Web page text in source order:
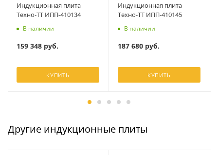
Индукционная плита
Техно-ТТ ИПП-410134
В наличии
159 348руб.
КУПИТЬ
Индукционная плита
Техно-ТТ ИПП-410145
В наличии
187 680руб.
КУПИТЬ
Другие индукционные плиты